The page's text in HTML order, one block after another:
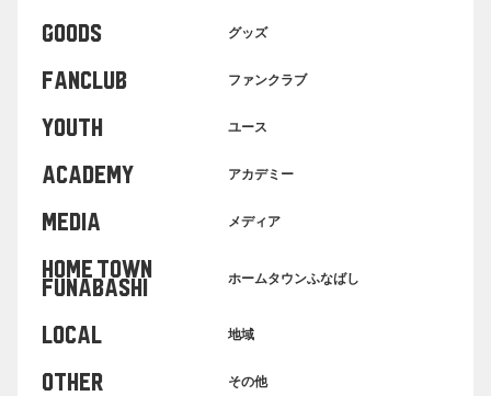
GOODS グッズ
FANCLUB ファンクラブ
YOUTH ユース
ACADEMY アカデミー
MEDIA メディア
HOME TOWN
FUNABASHI ホームタウンふなばし
LOCAL 地域
OTHER その他